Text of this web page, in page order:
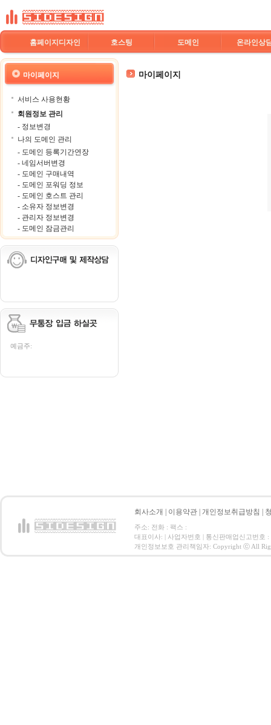
홈페이지디자인 호스팅 도메인 온라인상
마이페이지
서비스 사용현황
회원정보 관리
- 정보변경
나의 도메인 관리
- 도메인 등록기간연장
- 네임서버변경
- 도메인 구매내역
- 도메인 포워딩 정보
- 도메인 호스트 관리
- 소유자 정보변경
- 관리자 정보변경
- 도메인 잠금관리
예금주:
마이페이지
회사소개 이용약관 개인정보취급방침
주소: 전화 : 팩스 :
대표이사: | 사업자번호 | 통신판매업신고번호 :
개인정보보호 관리책임자: Copyright ⓒ All